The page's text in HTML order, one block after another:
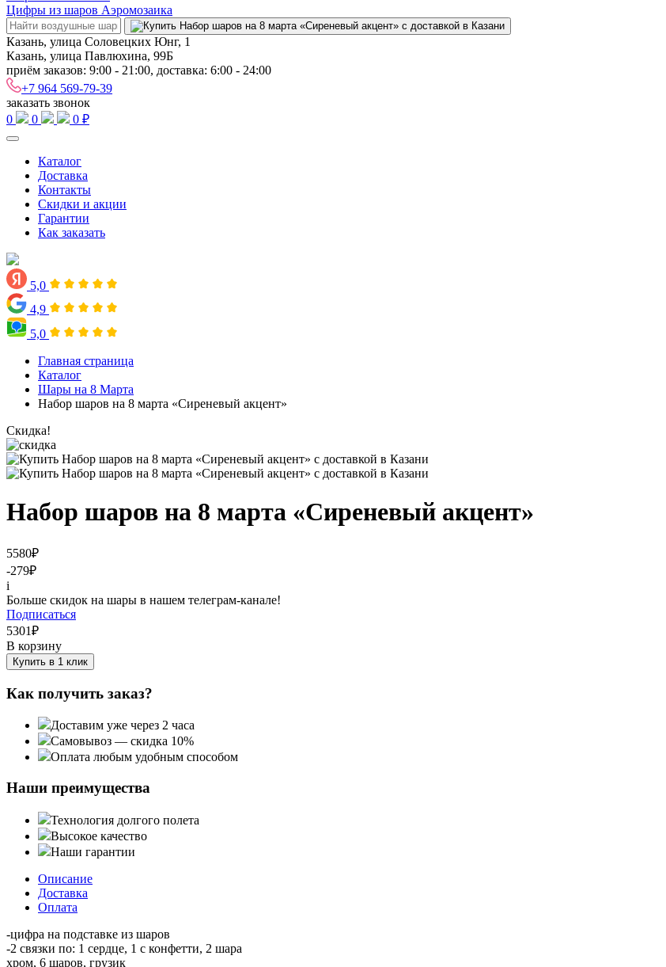
Цифры из шаров Аэромозаика
Казань, улица Соловецких Юнг, 1
Казань, улица Павлюхина, 99Б
приём заказов: 9:00 - 21:00, доставка: 6:00 - 24:00
+7 964 569-79-39
заказать звонок
0
0 0 ₽
Каталог
Доставка
Контакты
Скидки и акции
Гарантии
Как заказать
5,0
4,9
5,0
Главная страница
Каталог
Шары на 8 Марта
Набор шаров на 8 марта «Сиреневый акцент»
Скидка!
Набор шаров на 8 марта «Сиреневый акцент»
5580₽
-279₽
i
Больше скидок на шары в нашем телеграм-канале!
Подписаться
5301₽
В корзину
Купить в 1 клик
Как получить заказ?
Доставим уже через 2 часа
Самовывоз — скидка 10%
Оплата любым удобным способом
Наши преимущества
Технология долгого полета
Высокое качество
Наши гарантии
Описание
Доставка
Оплата
-цифра на подставке из шаров
-2 связки по: 1 сердце, 1 с конфетти, 2 шара
хром, 6 шаров, грузик